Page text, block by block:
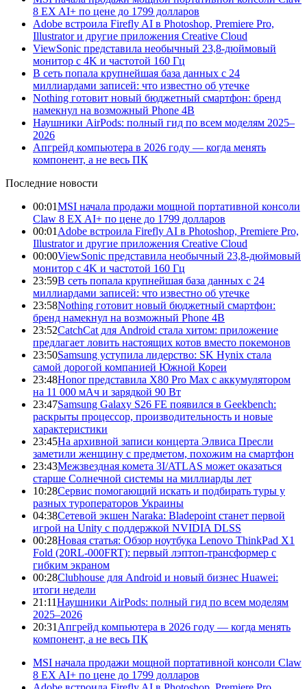
8 EX AI+ по цене до 1799 долларов
Adobe встроила Firefly AI в Photoshop, Premiere Pro,
Illustrator и другие приложения Creative Cloud
ViewSonic представила необычный 23,8-дюймовый
монитор с 4K и частотой 160 Гц
В сеть попала крупнейшая база данных с 24
миллиардами записей: что известно об утечке
Nothing готовит новый бюджетный смартфон: бренд
намекнул на возможный Phone 4B
Наушники AirPods: полный гид по всем моделям 2025–
2026
Апгрейд компьютера в 2026 году — когда менять
компонент, а не весь ПК
Последние новости
00:01MSI начала продажи мощной портативной консоли
Claw 8 EX AI+ по цене до 1799 долларов
00:01 Adobe встроила Firefly AI в Photoshop, Premiere Pro,
Illustrator и другие приложения Creative Cloud
00:00ViewSonic представила необычный 23,8-дюймовый
монитор с 4K и частотой 160 Гц
23:59В сеть попала крупнейшая база данных с 24
миллиардами записей: что известно об утечке
23:58Nothing готовит новый бюджетный смартфон:
бренд намекнул на возможный Phone 4B
23:52CatchCat для Android стала хитом: приложение
предлагает ловить настоящих котов вместо покемонов
23:50Samsung уступила лидерство: SK Hynix стала
самой дорогой компанией Южной Кореи
23:48Honor представила X80 Pro Max с аккумулятором
на 11 000 мАч и зарядкой 90 Вт
23:47Samsung Galaxy S26 FE появился в Geekbench:
раскрыты процессор, производительность и новые
характеристики
23:45На архивной записи концерта Элвиса Пресли
заметили женщину с предметом, похожим на смартфон
23:43Межзвездная комета 3I/ATLAS может оказаться
старше Солнечной системы на миллиарды лет
10:28Сервис помогающий искать и подбирать туры у
разных туроператоров Украины
04:38Сетевой экшен Naraka: Bladepoint станет первой
игрой на Unity с поддержкой NVIDIA DLSS
00:28Новая статья: Обзор ноутбука Lenovo ThinkPad X1
Fold (20RL-000FRT): первый лэптоп-трансформер с
гибким экраном
00:28Clubhouse для Android и новый бизнес Huawei:
итоги недели
21:11Наушники AirPods: полный гид по всем моделям
2025–2026
20:31 Апгрейд компьютера в 2026 году — когда менять
компонент, а не весь ПК
MSI начала продажи мощной портативной консоли Claw
8 EX AI+ по цене до 1799 долларов